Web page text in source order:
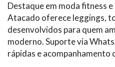
Destaque em moda fitness
Atacado oferece leggings,
desenvolvidos para quem
moderno. Suporte via
rápidas e acompanhamento